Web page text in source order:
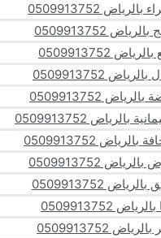
0509913752
0509913752
0509913752
0509913752
0509913752
0509913752
0509913752